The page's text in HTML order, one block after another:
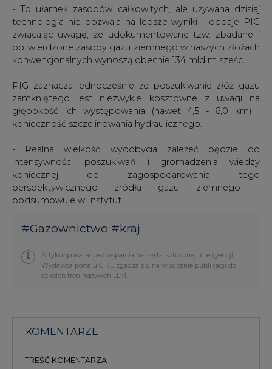
- To ułamek zasobów całkowitych, ale używana dzisiaj
technologia nie pozwala na lepsze wyniki - dodaje PIG
zwracając uwagę, że udokumentowane tzw. zbadane i
potwierdzone zasoby gazu ziemnego w naszych złożach
konwencjonalnych wynoszą obecnie 134 mld m sześc.
PIG zaznacza jednocześnie że poszukiwanie złóż gazu
zamkniętego jest niezwykle kosztowne z uwagi na
głębokość ich występowania (nawet 4,5 - 6,0 km) i
konieczność szczelinowania hydraulicznego.
- Realna wielkość wydobycia zależeć będzie od
intensywności poszukiwań i gromadzenia wiedzy
koniecznej do zagospodarowania tego
perspektywicznego źródła gazu ziemnego -
podsumowuje w Instytut.
#Gazownictwo #kraj
Artykuł powstał bez wsparcia narzędzi sztucznej inteligencji.
Wydawca portalu CIRE zgadza się na włączenie publikacji do
szkoleń treningowych LLM.
KOMENTARZE
TREŚĆ KOMENTARZA